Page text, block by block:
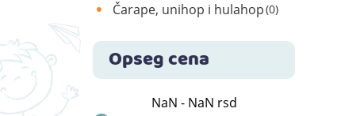
Čarape, unihop i hulahop(0)
Opseg cena